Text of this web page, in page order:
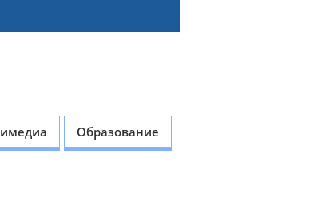
Образование